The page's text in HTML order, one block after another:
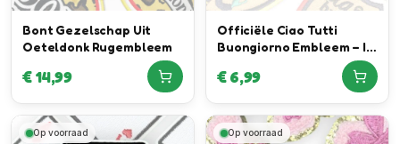
Bont Gezelschap Uit
Oeteldonk Rugembleem
€14,99
Officiële Ciao Tutti
Buongiorno Embleem – In
samenwerking met Joris
Lammers Luxury
€6,99
Op voorraad Op voorraad